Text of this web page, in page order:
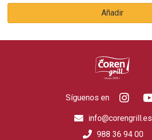
Añadir
Síguenos en
info@corengrill.es
988 36 94 00